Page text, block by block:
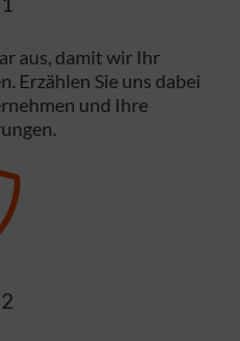
aus, damit wir Ihr
Erzählen Sie uns dabei
und Ihre